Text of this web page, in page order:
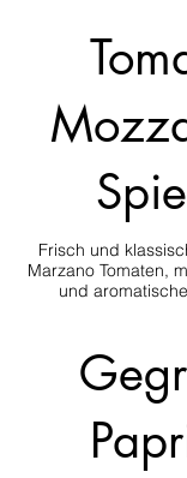
Frisch und
Marzano Tomaten,
und